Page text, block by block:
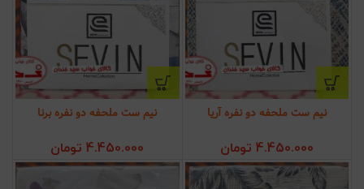
نیم ست ملحفه دو نفره آریا
4.450.000 تومان
نیم ست ملحفه دو نفره برنا
4.450.000 تومان